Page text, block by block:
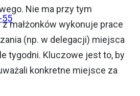
55
Nie ma przy tym
małżonków wykonuje prace
(np. w delegacji) miejsca
tygodni. Kluczowe jest to, by
konkretne miejsce za